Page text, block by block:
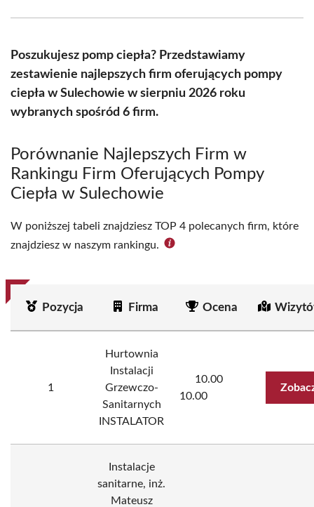
(Twitter)
Poszukujesz pomp ciepła? Przedstawiamy
zestawienie najlepszych firm oferujących pompy
ciepła w Sulechowie w sierpniu 2026 roku
wybranych spośród 6 firm.
Porównanie Najlepszych Firm w
Rankingu Firm Oferujących Pompy
Ciepła w Sulechowie
W poniższej tabeli znajdziesz TOP 4 polecanych firm, które
znajdziesz w naszym rankingu.
Pozycja Firma Ocena
1
Hurtownia
Instalacji
Grzewczo-
Sanitarnych
INSTALATOR
10.00
10.00
Instalacje
sanitarne, inż.
Mateusz